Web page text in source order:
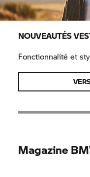
NOUVEAUTÉS
Fonctionnalité et
Magazine